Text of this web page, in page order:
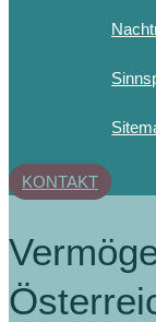
KONTAKT